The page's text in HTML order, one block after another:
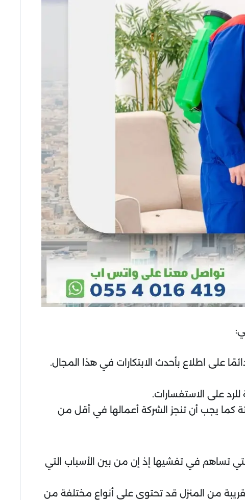
على اطلاع بأحدث الابتكارات في هذا المجال.
على الاستفسارات.
كما يجب أن تنجز الشركة أعمالها في أقل من
تساهم في تفشيها إذ إن من بين الأسباب التي
من المنزل قد تحتوي على أنواع مختلفة من